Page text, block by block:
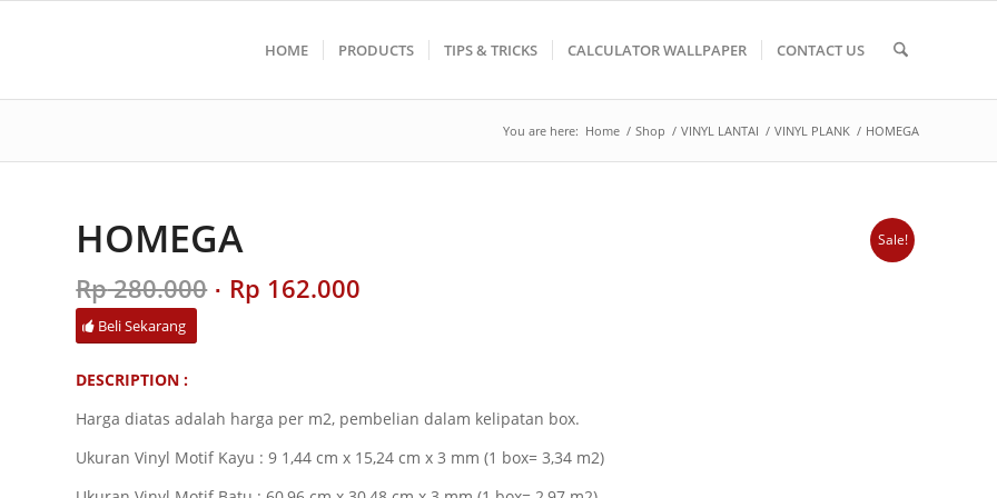
HOME PRODUCTS TIPS & TRICKS CALCULATOR WALLPAPER CONTACT US
You are here: Home / Shop / VINYL LANTAI / VINYL PLANK / HOMEGA
Sale!
HOMEGA
Rp280.000 Original
price
Rp 162.000
Beli Sekarang
DESCRIPTION :
Harga diatas adalah harga per m2, pembelian dalam kelipatan box.
Ukuran Vinyl Motif Kayu : 9 1,44 cm x 15,24 cm x 3 mm (1 box= 3,34 m2)